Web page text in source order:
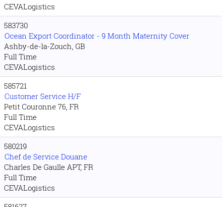
CEVALogistics
583730
Ocean Export Coordinator - 9 Month Maternity Cover
Ashby-de-la-Zouch, GB
Full Time
CEVALogistics
585721
Customer Service H/F
Petit Couronne 76, FR
Full Time
CEVALogistics
580219
Chef de Service Douane
Charles De Gaulle APT, FR
Full Time
CEVALogistics